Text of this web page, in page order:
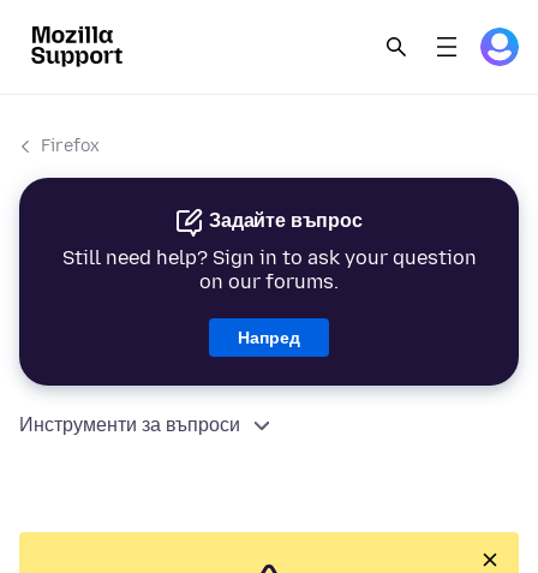
Firefox
Задайте въпрос
Still need help? Sign in to ask your question
on our forums.
Напред
Инструменти за въпроси